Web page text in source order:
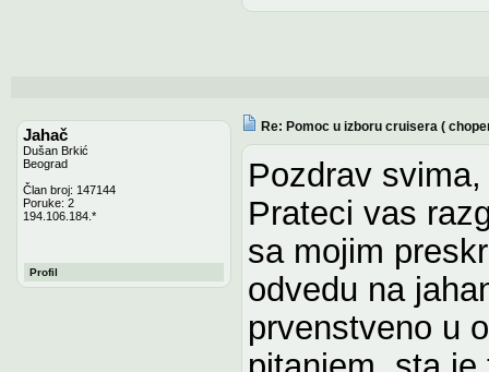
Jahač
Dušan Brkić
Beograd
Član broj: 147144
Poruke: 2
194.106.184.*
Profil
Re: Pomoc u izboru cruisera (
Pozdrav
Prateci vas
sa mojim
odvedu na
prvenstveno u